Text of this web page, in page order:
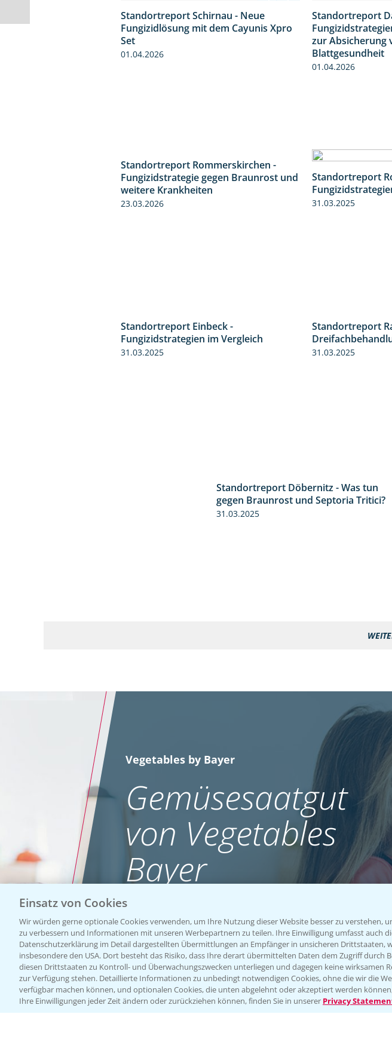
Standortreport Schirnau - Neue
Fungizidlösung mit dem Cayunis Xpro
Set
01.04.2026
Standortreport
zur Absicherung
Blattgesundheit
01.04.2026
6:11
Standortreport Rommerskirchen -
Fungizidstrategie gegen Braunrost und
weitere Krankheiten
23.03.2026
Standortreport
31.03.2025
Standortreport Einbeck -
Fungizidstrategien im Vergleich
31.03.2025
Standortreport
31.03.2025
3:36
Standortreport Döbernitz - Was tun
gegen Braunrost und Septoria Tritici?
31.03.2025
Bis zu 4
Vegetables by Bayer
Gemüsesaatgut
von Vegetables
Bayer
WEBSITE BESUCHEN
Einsatz von Cookies
Wir würden gerne optionale Cookies verwenden, um Ihre Nutzung dieser Website besser zu verstehen,
zu verbessern und Informationen mit unseren Werbepartnern zu teilen. Ihre Einwilligung umfasst auch
Datenschutzerklärung im Detail dargestellten Übermittlungen an Empfänger in unsicheren Drittstaaten,
insbesondere den USA. Dort besteht das Risiko, dass Ihre derart übermittelten Daten dem Zugriff durch
diesen Drittstaaten zu Kontroll- und Überwachungszwecken unterliegen und dagegen keine wirksamen
zur Verfügung stehen. Detaillierte Informationen zu unbedingt notwendigen Cookies, ohne die wir die
verfügbar machen können, und optionalen Cookies, die unten abgelehnt oder akzeptiert werden
Ihre Einwilligungen jeder Zeit ändern oder zurückziehen können, finden Sie in unserer Privacy